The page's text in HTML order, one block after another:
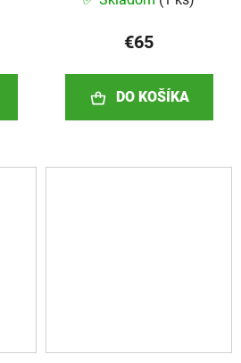
€65
DO KOŠÍKA